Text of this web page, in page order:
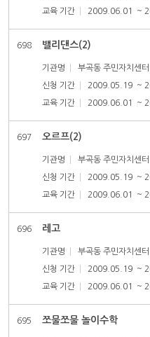
교육 기간 2009.06.01 ~
698 밸리댄스(2)
기관명 부곡동 주민자치센터
신청 기간 2009.05.19 ~
교육 기간 2009.06.01 ~
697 오르프(2)
기관명 부곡동 주민자치센터
신청 기간 2009.05.19 ~
교육 기간 2009.06.01 ~
696 레고
기관명 부곡동 주민자치센터
신청 기간 2009.05.19 ~
교육 기간 2009.06.01 ~
695 쪼물쪼물 놀이수학